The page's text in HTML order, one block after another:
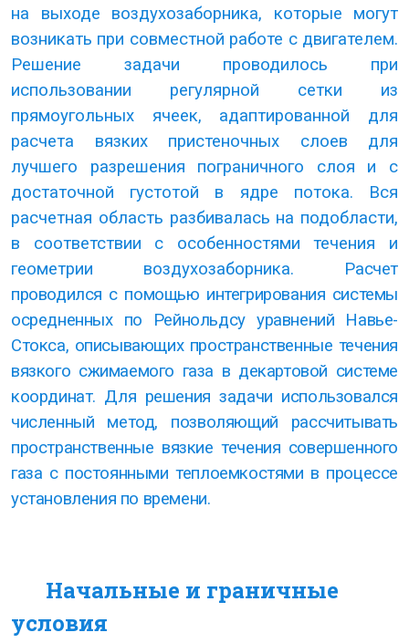
на выходе воздухозаборника, которые могут
возникать при совместной работе с двигателем.
Решение задачи проводилось при
использовании регулярной сетки из
прямоугольных ячеек, адаптированной для
расчета вязких пристеночных слоев для
лучшего разрешения пограничного слоя и с
достаточной густотой в ядре потока. Вся
расчетная область разбивалась на подобласти,
в соответствии с особенностями течения и
геометрии воздухозаборника. Расчет
проводился с помощью интегрирования системы
осредненных по Рейнольдсу уравнений Навье-
Стокса, описывающих пространственные течения
вязкого сжимаемого газа в декартовой системе
координат. Для решения задачи использовался
численный метод, позволяющий рассчитывать
пространственные вязкие течения совершенного
газа с постоянными теплоемкостями в процессе
установления по времени.
Начальные и граничные
условия